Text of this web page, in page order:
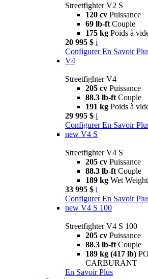
Streetfighter V2 S
120 cv Puissance
69 lb-ft Couple
175 kg Poids à
20 995 $ i
Configurer En Savoir
V4
Streetfighter V4
205 cv Puissance
88.3 lb-ft Couple
191 kg Poids à
29 995 $ i
Configurer En Savoir
new V4 S
Streetfighter V4 S
205 cv Puissance
88.3 lb-ft Couple
189 kg Wet
33 995 $ i
Configurer En Savoir
new V4 S 100
Streetfighter V4 S 100
205 cv Puissance
88.3 lb-ft Couple
189 kg (417 lb)
CARBURANT
En Savoir Plus